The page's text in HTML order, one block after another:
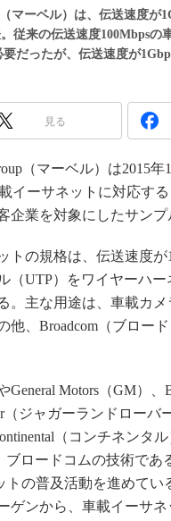
マーベル）は、伝送速度が
従来の伝送速度100Mbps
だったが、伝送速度が
見る
（マーベル）は2015
イーサネットに対応す
企業を対象にしたサンプ
の規格は、伝送速度が
（UTP）をワイヤーハ
。主な用途は、車載カ
他、Broadcom（ブロー
Motors（GM）、
（ジャガーランドロー
（コンチネンタ
ロードコムの技術であ
トの普及活動を進めて
ゲンから、車載イーサ